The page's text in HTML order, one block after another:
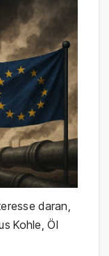
daran,
Kohle, Öl